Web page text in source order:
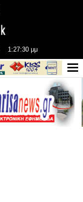
1:27:32 μμ